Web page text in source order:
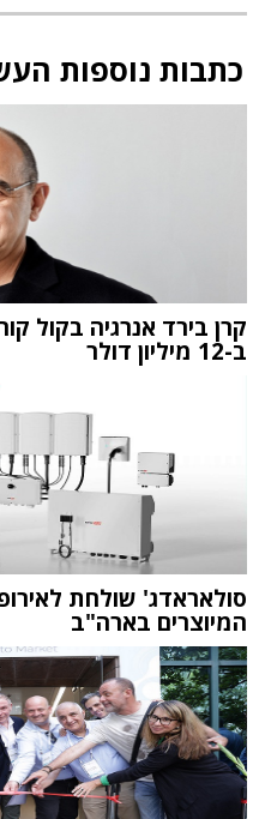
כתבות נוספות
קרן בירד אנרגיה בקול
ב-12 מיליון דולר
סולאראדג' שולחת
המיוצרים בארה"ב